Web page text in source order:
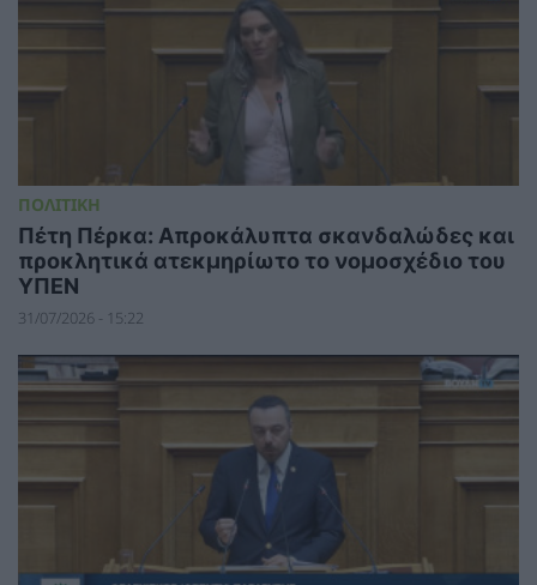
ΠΟΛΙΤΙΚΗ
Πέτη Πέρκα: Απροκάλυπτα σκανδαλώδες και
προκλητικά ατεκμηρίωτο το νομοσχέδιο του
ΥΠΕΝ
31/07/2026 - 15:22